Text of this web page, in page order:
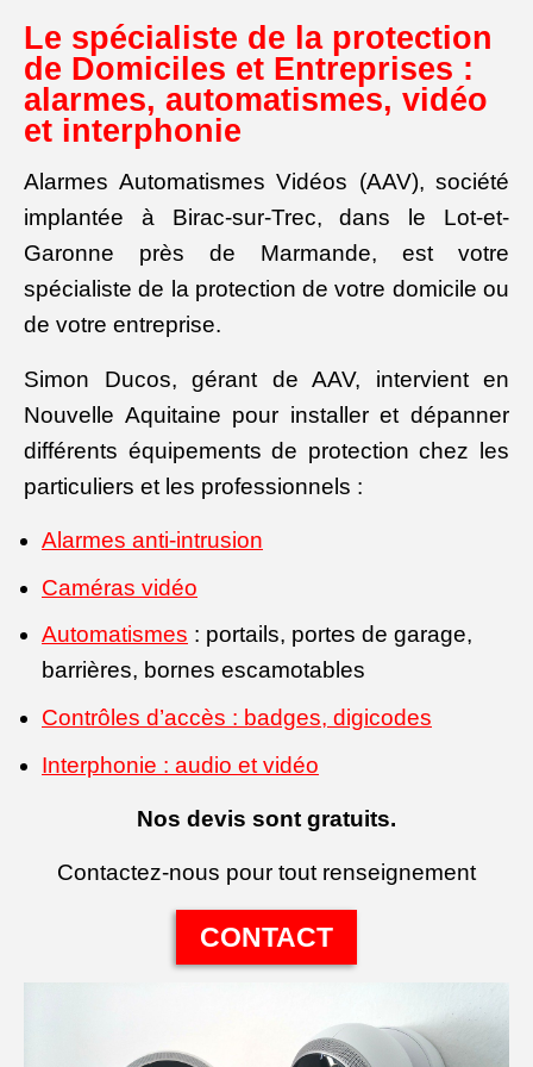
Contrôle d'accès - Interphonie
Contact
Le spécialiste de la protection
de Domiciles et Entreprises :
alarmes, automatismes, vidéo
et interphonie
Alarmes Automatismes Vidéos (AAV), société
implantée à Birac-sur-Trec, dans le Lot-et-
Garonne près de Marmande, est votre
spécialiste de la protection de votre domicile ou
de votre entreprise.
Simon Ducos, gérant de AAV, intervient en
Nouvelle Aquitaine pour installer et dépanner
différents équipements de protection chez les
particuliers et les professionnels :
Alarmes anti-intrusion
Caméras vidéo
Automatismes : portails, portes de garage,
barrières, bornes escamotables
Contrôles d’accès : badges, digicodes
Interphonie : audio et vidéo
Nos devis sont gratuits.
Contactez-nous pour tout renseignement
CONTACT